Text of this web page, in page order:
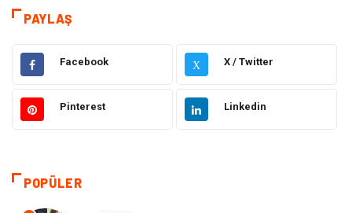
Gıda Alışveriş
Makine Eğitim Kurumları
Hukuk
PAYLAŞ
Facebook X X / Twitter
Pinterest Linkedin
POPÜLER